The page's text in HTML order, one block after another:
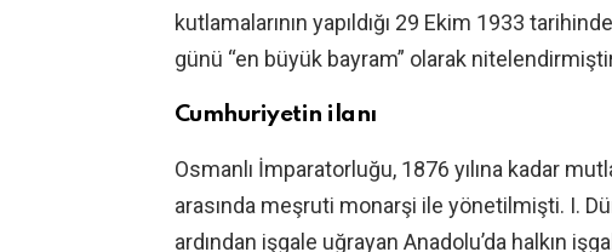
kutlamalarının yapıldığı 29 Ekim 1933
günü “en büyük bayram” olarak
Cumhuriyetin ilanı
Osmanlı İmparatorluğu, 1876 yılına kadar
arasında meşruti monarşi ile yönetilmişti. I.
ardından işgale uğrayan Anadolu’da halkın